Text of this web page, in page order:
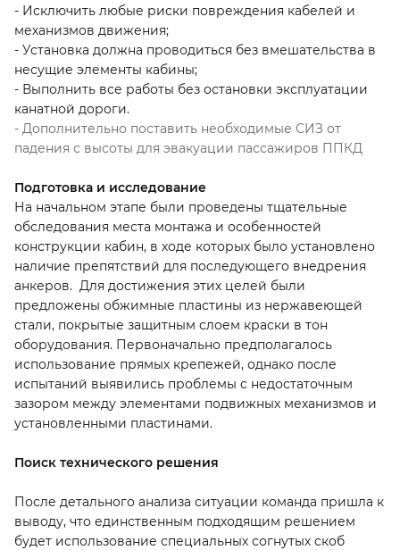
- Исключить любые риски повреждения кабелей и
механизмов движения;
- Установка должна проводиться без вмешательства в
несущие элементы кабины;
- Выполнить все работы без остановки эксплуатации
канатной дороги.
- Дополнительно поставить необходимые СИЗ от
падения с высоты для эвакуации пассажиров ППКД
Подготовка и исследование
На начальном этапе были проведены тщательные
обследования места монтажа и особенностей
конструкции кабин, в ходе которых было установлено
наличие препятствий для последующего внедрения
анкеров. Для достижения этих целей были
предложены обжимные пластины из нержавеющей
стали, покрытые защитным слоем краски в тон
оборудования. Первоначально предполагалось
использование прямых крепежей, однако после
испытаний выявились проблемы с недостаточным
зазором между элементами подвижных механизмов и
установленными пластинами.
Поиск технического решения
После детального анализа ситуации команда пришла к
выводу, что единственным подходящим решением
будет использование специальных согнутых скоб